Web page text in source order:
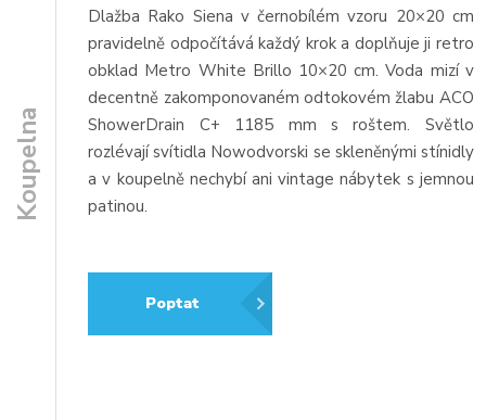
Koupelna
Dlažba Rako Siena v černobílém vzoru 20×20 cm
pravidelně odpočítává každý krok a doplňuje ji retro
obklad Metro White Brillo 10×20 cm. Voda mizí v
decentně zakomponovaném odtokovém žlabu ACO
ShowerDrain C+ 1185 mm s roštem. Světlo
rozlévají svítidla Nowodvorski se skleněnými stínidly
a v koupelně nechybí ani vintage nábytek s jemnou
patinou.
Poptat